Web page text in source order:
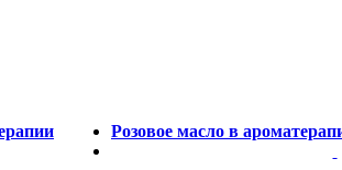
Розовое масло в